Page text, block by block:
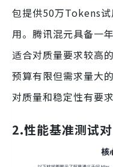
包提供50万Tokens
用。腾讯混元具备一
适合对质量要求较高
预算有限但需求量大
对质量和稳定性有要求
2.性能基准测试